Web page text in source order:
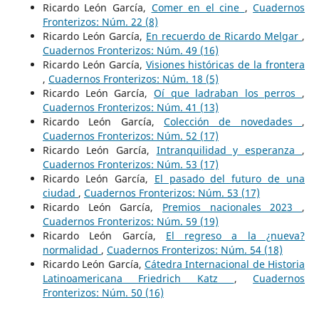
Ricardo León García, Comer en el cine ,Cuadernos
Fronterizos: Núm. 22 (8)
Ricardo León García, En recuerdo de Ricardo Melgar ,
Cuadernos Fronterizos: Núm. 49 (16)
Ricardo León García, Visiones históricas de la frontera
, Cuadernos Fronterizos: Núm. 18 (5)
Ricardo León García, Oí que ladraban los perros ,
Cuadernos Fronterizos: Núm. 41 (13)
Ricardo León García, Colección de novedades ,
Cuadernos Fronterizos: Núm. 52 (17)
Ricardo León García, Intranquilidad y esperanza ,
Cuadernos Fronterizos: Núm. 53 (17)
Ricardo León García, El pasado del futuro de una
ciudad , Cuadernos Fronterizos: Núm. 53 (17)
Ricardo León García, Premios nacionales 2023 ,
Cuadernos Fronterizos: Núm. 59 (19)
Ricardo León García, El regreso a la ¿nueva?
normalidad , Cuadernos Fronterizos: Núm. 54 (18)
Ricardo León García, Cátedra Internacional de Historia
Latinoamericana Friedrich Katz ,Cuadernos
Fronterizos: Núm. 50 (16)